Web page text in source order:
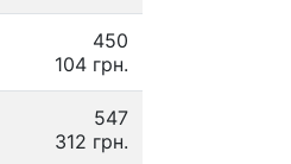
450
104 грн.
547
312 грн.